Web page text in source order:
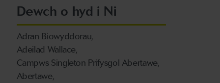
Dewch o hyd i Ni
Adran Biowyddorau,
Adeilad Wallace,
Campws Singleton Prifysgol Abertawe,
Abertawe,